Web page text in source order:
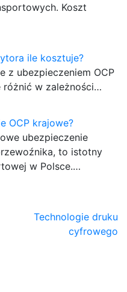
Koszt
ile kosztuje?
z ubezpieczeniem OCP
różnić w zależności…
OCP krajowe?
ubezpieczenie
to istotny
w Polsce.…
Technologie druku
cyfrowego